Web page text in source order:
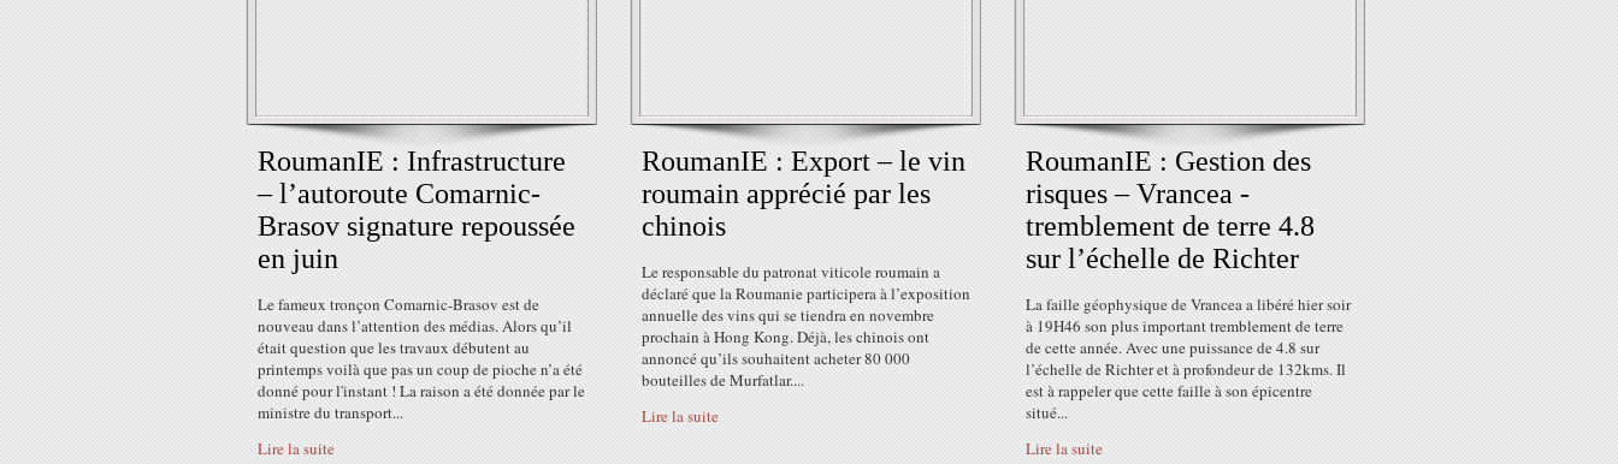
RoumanIE : Infrastructure
– l’autoroute Comarnic-
Brasov signature repoussée
en juin
Le fameux tronçon Comarnic-Brasov est de
nouveau dans l’attention des médias. Alors qu’il
était question que les travaux débutent au
printemps voilà que pas un coup de pioche n’a été
donné pour l'instant ! La raison a été donnée par le
ministre du transport...
Lire la suite
RoumanIE : Export – le vin
roumain apprécié par les
chinois
Le responsable du patronat viticole roumain a
déclaré que la Roumanie participera à l’exposition
annuelle des vins qui se tiendra en novembre
prochain à Hong Kong. Déjà, les chinois ont
annoncé qu’ils souhaitent acheter 80 000
bouteilles de Murfatlar....
Lire la suite
RoumanIE : Gestion des
risques – Vrancea -
tremblement de terre 4.8
sur l’échelle de Richter
La faille géophysique de Vrancea a libéré hier soir
à 19H46 son plus important tremblement de terre
de cette année. Avec une puissance de 4.8 sur
l’échelle de Richter et à profondeur de 132kms. Il
est à rappeler que cette faille à son épicentre
situé...
Lire la suite